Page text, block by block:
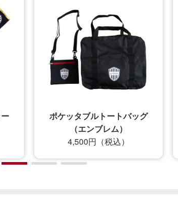
ポケッタブルトートバッグ
（エンブレム）
4,500円（税込）